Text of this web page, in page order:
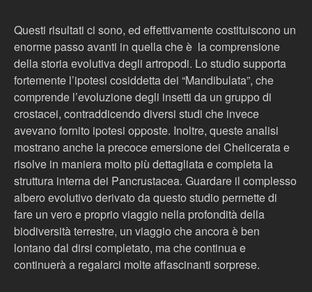
Questi risultati ci sono, ed effettivamente costituiscono un
enorme passo avanti in quella che è la comprensione
della storia evolutiva degli artropodi. Lo studio supporta
fortemente l’ipotesi cosiddetta dei “Mandibulata”, che
comprende l’evoluzione degli insetti da un gruppo di
crostacei, contraddicendo diversi studi che invece
avevano fornito ipotesi opposte. Inoltre, queste analisi
mostrano anche la precoce emersione dei Chelicerata e
risolve in maniera molto più dettagliata e completa la
struttura interna dei Pancrustacea. Guardare il complesso
albero evolutivo derivato da questo studio permette di
fare un vero e proprio viaggio nella profondità della
biodiversità terrestre, un viaggio che ancora è ben
lontano dal dirsi completato, ma che continua e
continuerà a regalarci molte affascinanti sorprese.